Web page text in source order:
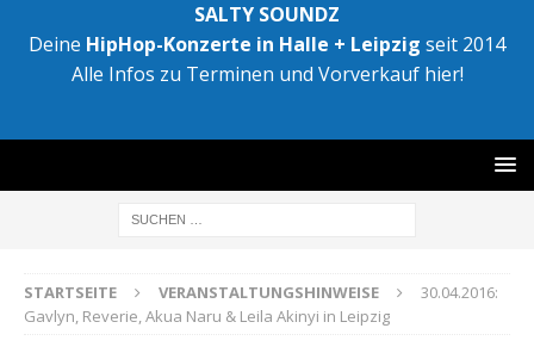
SALTY SOUNDZ
Deine HipHop-Konzerte in Halle + Leipzig seit 2014
Alle Infos zu Terminen und Vorverkauf hier!
STARTSEITE VERANSTALTUNGSHINWEISE
30.04.2016:
Gavlyn, Reverie, Akua Naru & Leila Akinyi in Leipzig